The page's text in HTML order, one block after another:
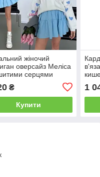
жіночий
оверсайз Меліса
серцями
в'язка Pmk528
₴
Купити
1